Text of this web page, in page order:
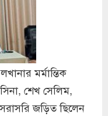
মর্মান্তিক
শেখ সেলিম,
জড়িত ছিলেন